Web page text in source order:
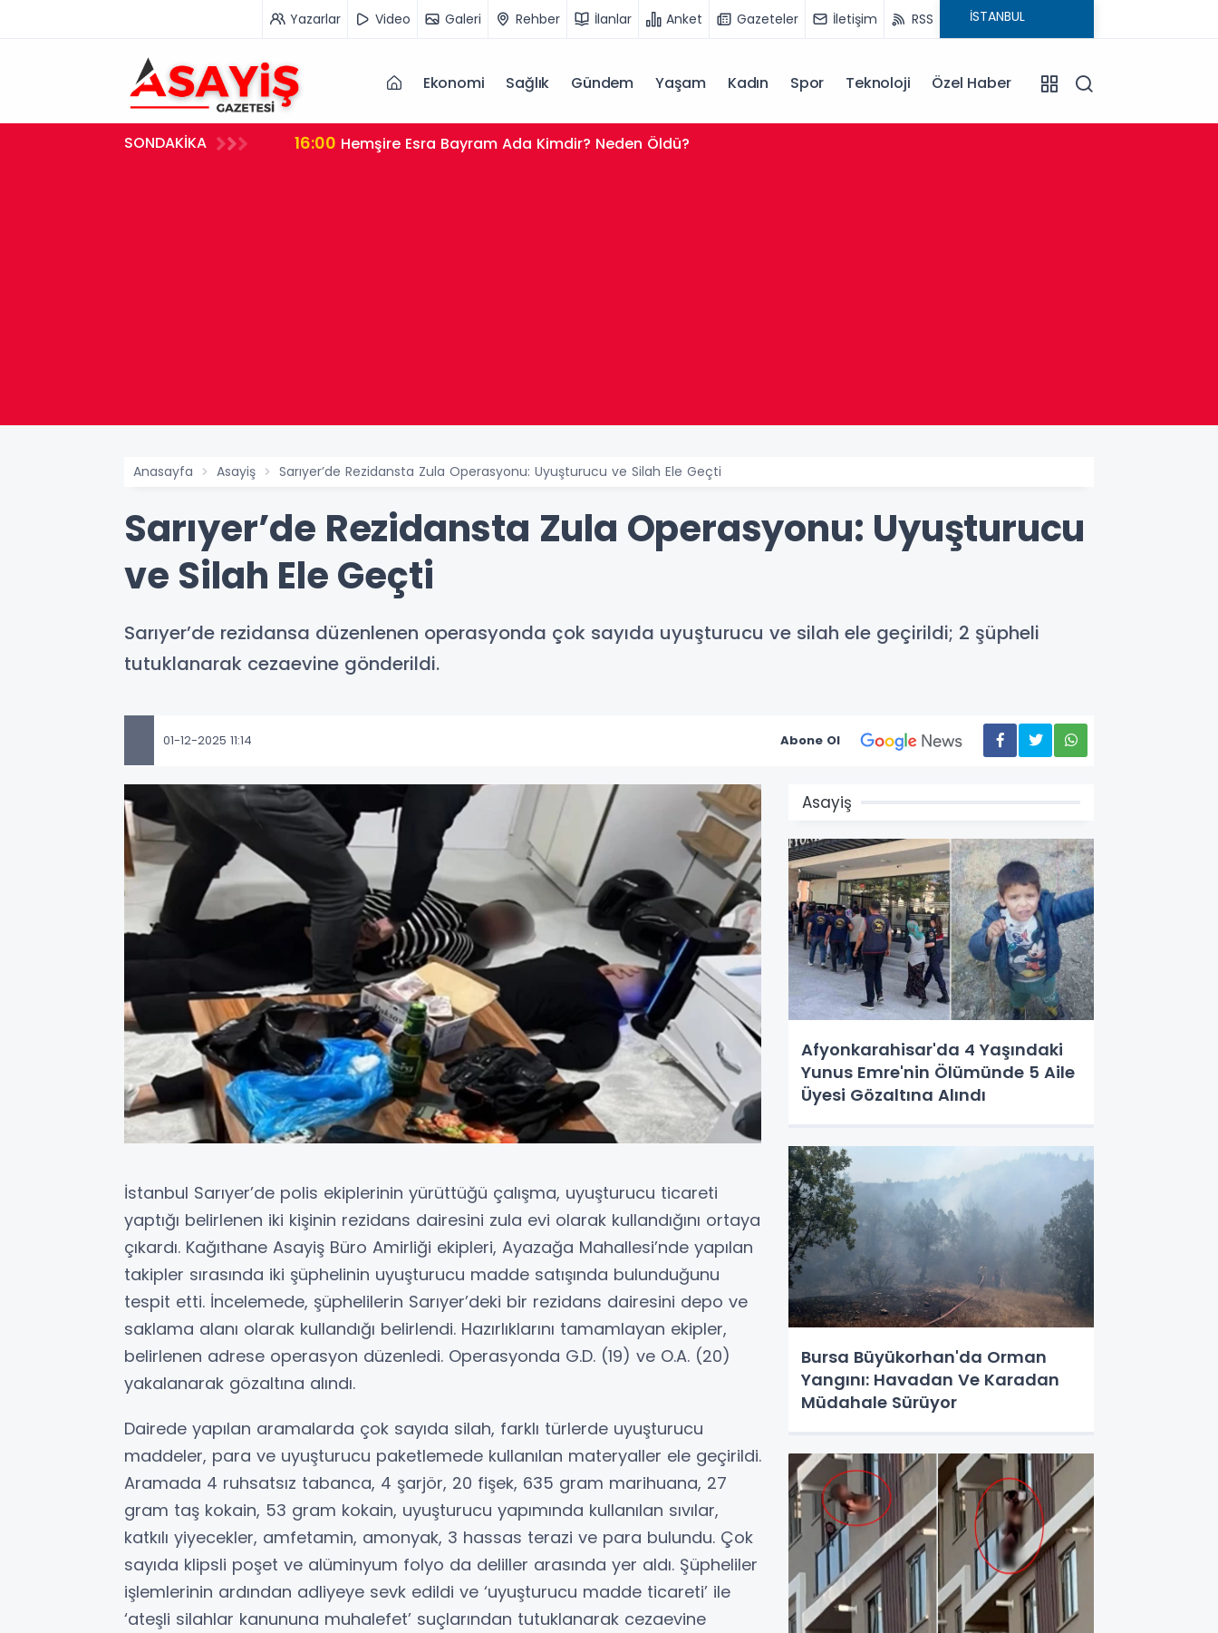
Yazarlar Video Galeri Rehber İlanlar Anket Gazeteler İletişim RSS
Ekonomi Sağlık Gündem Yaşam Kadın Spor Teknoloji Özel Haber
SONDAKİKA 16:00 Hemşire Esra Bayram Ada Kimdir? Neden Öldü?
Anasayfa Asayiş Sarıyer’de Rezidansta Zula Operasyonu: Uyuşturucu ve Silah Ele Geçti
Sarıyer’de Rezidansta Zula Operasyonu: Uyuşturucu
ve Silah Ele Geçti
Sarıyer’de rezidansa düzenlenen operasyonda çok sayıda uyuşturucu ve silah ele geçirildi; 2 şüpheli
tutuklanarak cezaevine gönderildi.
01-12-2025 11:14 Abone Ol
İstanbul Sarıyer’de polis ekiplerinin yürüttüğü çalışma, uyuşturucu ticareti
yaptığı belirlenen iki kişinin rezidans dairesini zula evi olarak kullandığını ortaya
çıkardı. Kağıthane Asayiş Büro Amirliği ekipleri, Ayazağa Mahallesi’nde yapılan
takipler sırasında iki şüphelinin uyuşturucu madde satışında bulunduğunu
tespit etti. İncelemede, şüphelilerin Sarıyer’deki bir rezidans dairesini depo ve
saklama alanı olarak kullandığı belirlendi. Hazırlıklarını tamamlayan ekipler,
belirlenen adrese operasyon düzenledi. Operasyonda G.D. (19) ve O.A. (20)
yakalanarak gözaltına alındı.
Dairede yapılan aramalarda çok sayıda silah, farklı türlerde uyuşturucu
maddeler, para ve uyuşturucu paketlemede kullanılan materyaller ele geçirildi.
Aramada 4 ruhsatsız tabanca, 4 şarjör, 20 fişek, 635 gram marihuana, 27
gram taş kokain, 53 gram kokain, uyuşturucu yapımında kullanılan sıvılar,
katkılı yiyecekler, amfetamin, amonyak, 3 hassas terazi ve para bulundu. Çok
sayıda klipsli poşet ve alüminyum folyo da deliller arasında yer aldı. Şüpheliler
işlemlerinin ardından adliyeye sevk edildi ve ‘uyuşturucu madde ticareti’ ile
‘ateşli silahlar kanununa muhalefet’ suçlarından tutuklanarak cezaevine
Asayiş
Afyonkarahisar'da 4 Yaşındaki
Yunus Emre'nin Ölümünde 5 Aile
Üyesi Gözaltına Alındı
Bursa Büyükorhan'da Orman
Yangını: Havadan Ve Karadan
Müdahale Sürüyor